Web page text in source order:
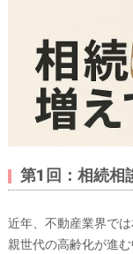
第1回：相続相
近年、不動産業界で
親世代の高齢化が進